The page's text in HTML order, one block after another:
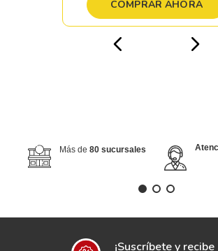
COMPRAR AHORA
Más de 80 sucursales
¡Suscríbete y recibe